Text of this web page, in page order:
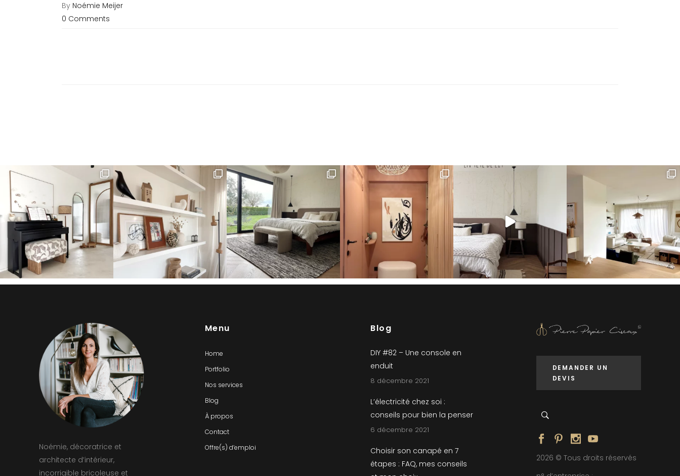
By Noémie Meijer
0 Comments
Noémie, décoratrice et
architecte d’intérieur,
incorrigible bricoleuse et
Menu
Home
Portfolio
Nos services
Blog
À propos
Contact
Offre(s) d’emploi
Blog
DIY #82 – Une console en
enduit
8 décembre 2021
L’électricité chez soi :
conseils pour bien la penser
6 décembre 2021
Choisir son canapé en 7
étapes : FAQ, mes conseils
DEMANDER UN
DEVIS
2026 © Tous droits réservés